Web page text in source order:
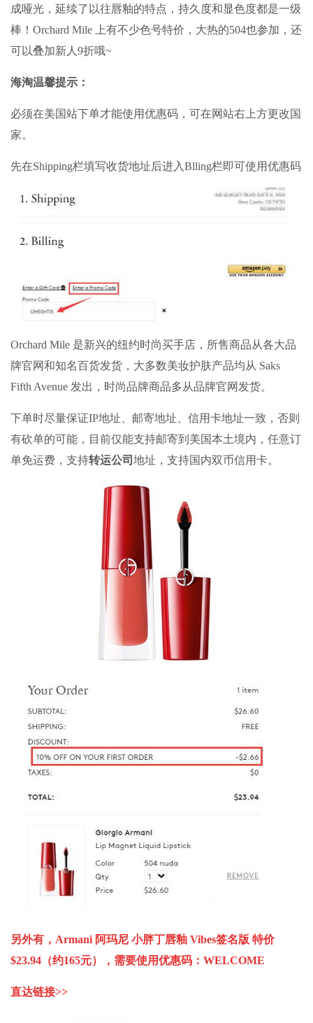
成哑光，延续了以往唇釉的特点，持久度和显色度都是一级
棒！Orchard Mile 上有不少色号特价，大热的504也参加，还
可以叠加新人9折哦~
海淘温馨提示：
必须在美国站下单才能使用优惠码，可在网站右上方更改国
家。
先在Shipping栏填写收货地址后进入Blling栏即可使用优惠码
Orchard Mile 是新兴的纽约时尚买手店，所售商品从各大品
牌官网和知名百货发货，大多数美妆护肤产品均从 Saks
Fifth Avenue 发出，时尚品牌商品多从品牌官网发货。
下单时尽量保证IP地址、邮寄地址、信用卡地址一致，否则
有砍单的可能，目前仅能支持邮寄到美国本土境内，任意订
单免运费，支持转运公司 地址，支持国内双币信用卡。
另外有，Armani 阿玛尼 小胖丁唇釉 Vibes签名版 特价
$23.94（约165元）， 需要使用优惠码：WELCOME
直达链接>>